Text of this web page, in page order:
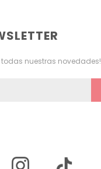
todas nuestras novedades!